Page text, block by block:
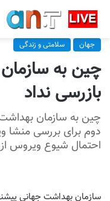
جهان سلامتی و زندگی
چین به
بازرسی نداد
چین به سازمان
دوم برای بررسی منشا
احتمال شیوع ویروس
سازمان بهداشت جهانی